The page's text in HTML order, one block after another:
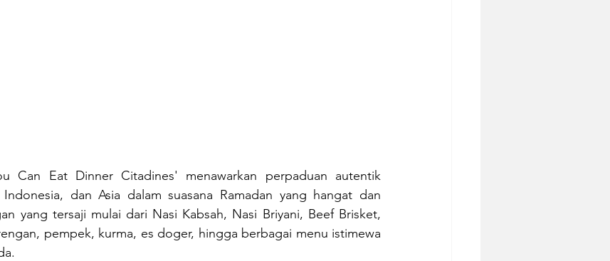
Can Eat Dinner Citadines' menawarkan perpaduan autentik
dan Asia dalam suasana Ramadan yang hangat dan
yang tersaji mulai dari Nasi Kabsah, Nasi Briyani, Beef Brisket,
pempek, kurma, es doger, hingga berbagai menu istimewa